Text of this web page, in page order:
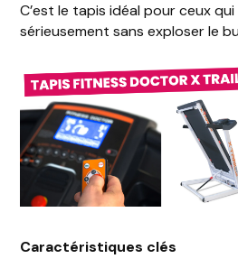
C’est le tapis idéal pour ceux
sérieusement sans exploser le
Caractéristiques clés